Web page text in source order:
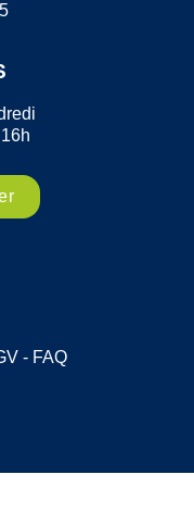
- FAQ